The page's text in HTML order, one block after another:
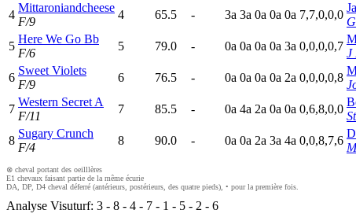
4
Mittaroniandcheese
F/9
4 65.5 - 3a 3a 0a 0a 0a 7,7,0,0,0
5
Here We Go Bb
F/6
5 79.0 - 0a 0a 0a 0a 3a 0,0,0,0,7
J
6
Sweet Violets
F/9
6 76.5 - 0a 0a 0a 0a 2a 0,0,0,0,8
7
Western Secret A
F/11
7 85.5 - 0a 4a 2a 0a 0a 0,6,8,0,0
8
Sugary Crunch
F/4
8 90.0 - 0a 0a 2a 3a 4a 0,0,8,7,6
⊗ cheval portant des oeilllères
E1 chevaux faisant partie de la même écurie
DA, DP, D4 cheval déferré (antérieurs, postérieurs, des quatre pieds), • pour la première fois.
Analyse Visuturf: 3 - 8 - 4 - 7 - 1 - 5 - 2 - 6